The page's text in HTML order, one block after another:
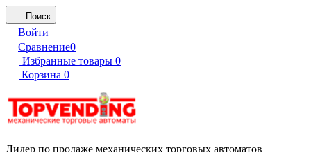
Поиск
Войти
Сравнение0
Избранные товары 0
Корзина 0
Лидер по продаже механических торговых автоматов